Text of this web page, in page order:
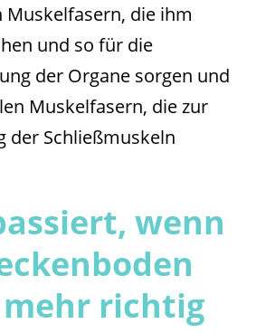
Muskelfasern, die ihm
und so für die
der Organe sorgen und
Muskelfasern, die zur
der Schließmuskeln
wenn
richtig